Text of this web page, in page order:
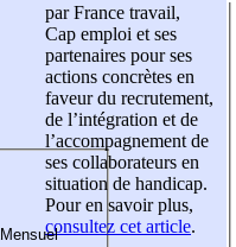
par France travail,
Cap emploi et ses
partenaires pour ses
actions concrètes en
faveur du recrutement,
de l’intégration et de
l’accompagnement de
ses collaborateurs en
situation de handicap.
Pour en savoir plus,
consultez cet article.